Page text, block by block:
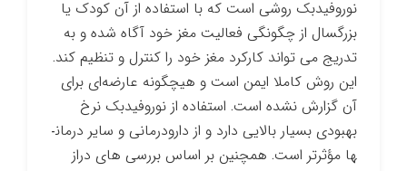
نوروفیدبک روشی است که با استفاده از آن کودک یا
بزرگسال از چگونگی فعالیت مغز خود آگاه شده و به
تدریج می ­تواند کارکرد مغز خود را کنترل و تنظیم کند.
این روش کاملا ایمن است و هیچ­گونه عارضه‌ای برای
آن گزارش نشده است. استفاده از نوروفیدبک نرخ
بهبودی بسیار بالایی دارد و از دارو­درمانی و سایر درمان­
ها مؤثرتر است. همچنین بر اساس بررسی­ های دراز